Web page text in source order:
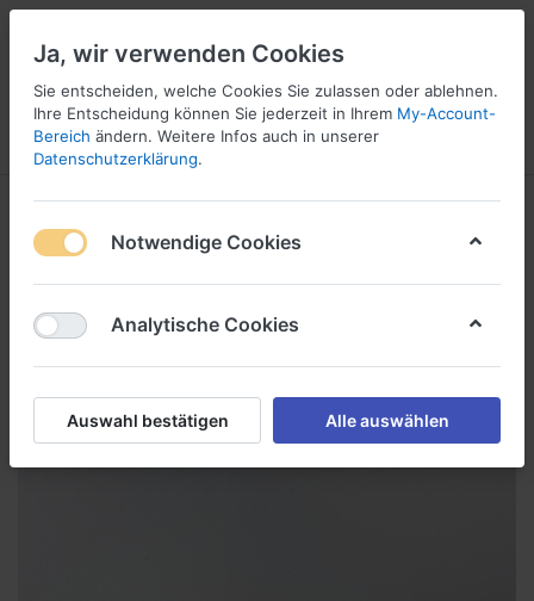
Menü Anmelden Vergleichen Wunschliste
2
Ja, wir verwenden Cookies
Sie entscheiden, welche Cookies Sie zulassen oder ablehnen.
Ihre Entscheidung können Sie jederzeit in Ihrem My-Account-
Bereich ändern. Weitere Infos auch in unserer
Datenschutzerklärung.
Notwendige Cookies
Analytische Cookies
Auswahl bestätigen Alle auswählen